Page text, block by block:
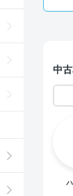
中